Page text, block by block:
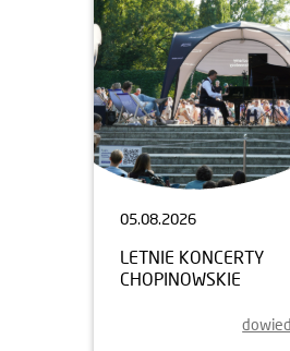
05.08.2026
LETNIE KONCERTY
CHOPINOWSKIE